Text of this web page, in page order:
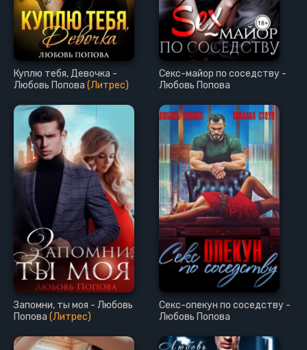
Куплю тебя, Девочка -
Любовь Попова (Литрес)
Секс-майор по соседству -
Любовь Попова
Запомни, ты моя - Любовь
Попова (Литрес)
Секс-опекун по соседству -
Любовь Попова